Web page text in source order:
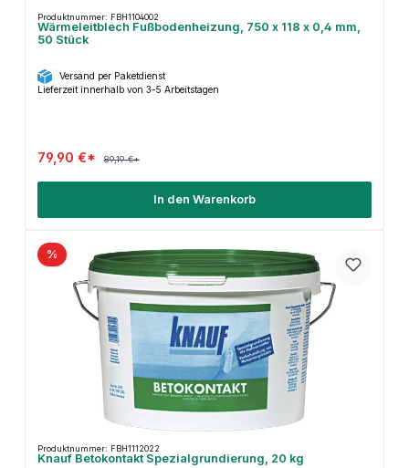
Produktnummer: FBH1104002
Wärmeleitblech Fußbodenheizung, 750 x 118 x 0,4 mm,
50 Stück
Versand per Paketdienst
Lieferzeit innerhalb von 3-5 Arbeitstagen
79,90 €* 89,19 €*
In den Warenkorb
%
Produktnummer: FBH1112022
Knauf Betokontakt Spezialgrundierung, 20 kg